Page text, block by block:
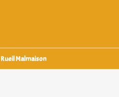
Malmaison